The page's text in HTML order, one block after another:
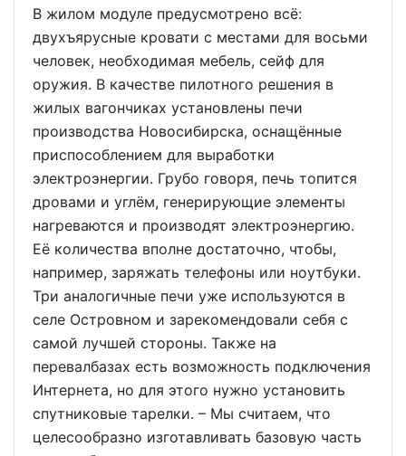
В жилом модуле предусмотрено всё:
двухъярусные кровати с местами для восьми
человек, необходимая мебель, сейф для
оружия. В качестве пилотного решения в
жилых вагончиках установлены печи
производства Новосибирска, оснащённые
приспособлением для выработки
электроэнергии. Грубо говоря, печь топится
дровами и углём, генерирующие элементы
нагреваются и производят электроэнергию.
Её количества вполне достаточно, чтобы,
например, заряжать телефоны или ноутбуки.
Три аналогичные печи уже используются в
селе Островном и зарекомендовали себя с
самой лучшей стороны. Также на
перевалбазах есть возможность подключения
Интернета, но для этого нужно установить
спутниковые тарелки. – Мы считаем, что
целесообразно изготавливать базовую часть